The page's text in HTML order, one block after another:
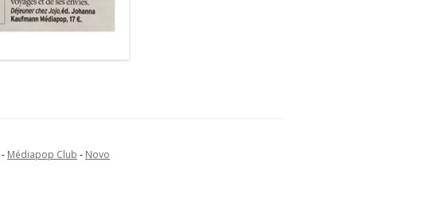
- Médiapop Club - Novo